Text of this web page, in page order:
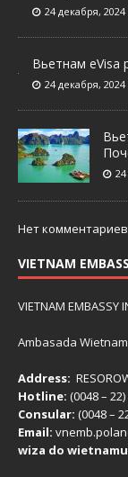
24 декабря, 2024
Вьетнам eVisa
24 декабря, 2024
Нет
VIETNAM
VIETNAM EMBASSY
Ambasada
Address:
Hotline: (0048 –
Consular: (0048 –
Email:
wiza do wietnamu